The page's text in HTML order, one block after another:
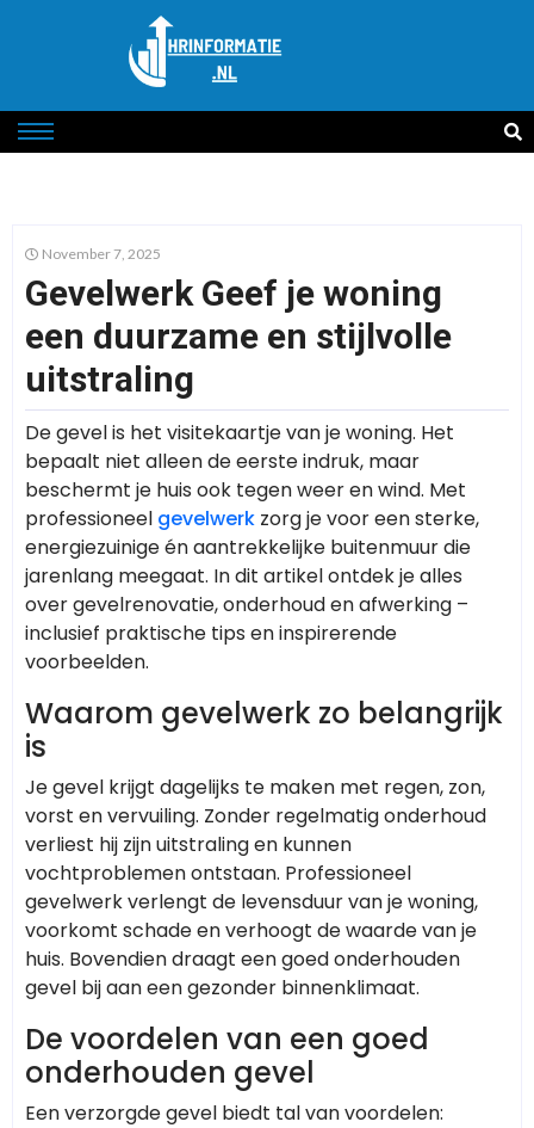
November 7, 2025
Gevelwerk Geef je woning
een duurzame en stijlvolle
uitstraling
De gevel is het visitekaartje van je woning. Het
bepaalt niet alleen de eerste indruk, maar
beschermt je huis ook tegen weer en wind. Met
professioneel gevelwerk zorg je voor een sterke,
energiezuinige én aantrekkelijke buitenmuur die
jarenlang meegaat. In dit artikel ontdek je alles
over gevelrenovatie, onderhoud en afwerking –
inclusief praktische tips en inspirerende
voorbeelden.
Waarom gevelwerk zo belangrijk
is
Je gevel krijgt dagelijks te maken met regen, zon,
vorst en vervuiling. Zonder regelmatig onderhoud
verliest hij zijn uitstraling en kunnen
vochtproblemen ontstaan. Professioneel
gevelwerk verlengt de levensduur van je woning,
voorkomt schade en verhoogt de waarde van je
huis. Bovendien draagt een goed onderhouden
gevel bij aan een gezonder binnenklimaat.
De voordelen van een goed
onderhouden gevel
Een verzorgde gevel biedt tal van voordelen: